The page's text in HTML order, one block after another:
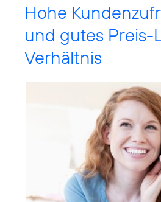
Hohe
und gutes Preis-
Verhältnis